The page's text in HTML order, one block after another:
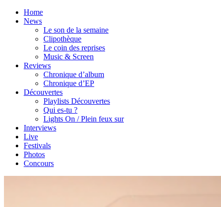
Home
News
Le son de la semaine
Clipothèque
Le coin des reprises
Music & Screen
Reviews
Chronique d’album
Chronique d’EP
Découvertes
Playlists Découvertes
Qui es-tu ?
Lights On / Plein feux sur
Interviews
Live
Festivals
Photos
Concours